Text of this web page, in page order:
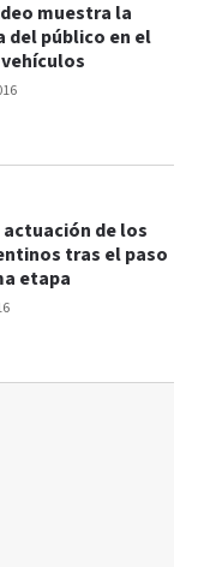
muestra la
del público en el
actuación de los
tras el paso
etapa